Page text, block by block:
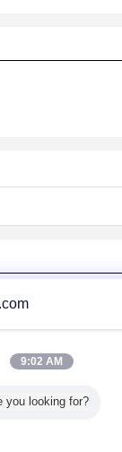
Limited
9:02 AM
you looking for?